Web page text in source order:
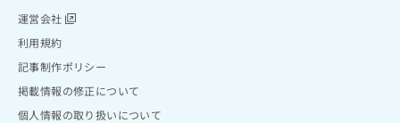
運営会社
利用規約
記事制作ポリシー
掲載情報の修正について
個人情報の取り扱いについて